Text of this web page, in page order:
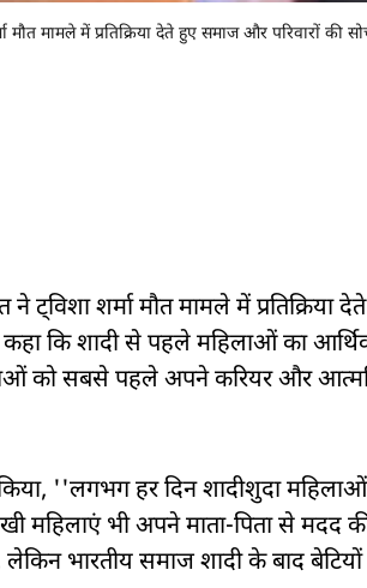
मामले में प्रतिक्रिया देते हुए समाज और परिवारों की
ट्विशा शर्मा मौत मामले में प्रतिक्रिया
कहा कि शादी से पहले महिलाओं का
को सबसे पहले अपने करियर और
किया, ''लगभग हर दिन शादीशुदा
महिलाएं भी अपने माता-पिता से मदद
भारतीय समाज शादी के बाद